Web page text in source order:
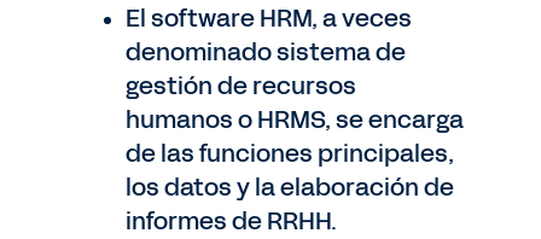
El software HRM, a veces
denominado sistema de
gestión de recursos
humanos o HRMS, se encarga
de las funciones principales,
los datos y la elaboración de
informes de RRHH.